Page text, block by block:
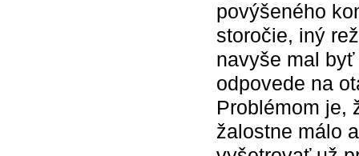
povýšeného
storočie, iný
navyše mal
odpovede na
Problémom je,
žalostne málo